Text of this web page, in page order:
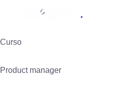
Curso
Product manager